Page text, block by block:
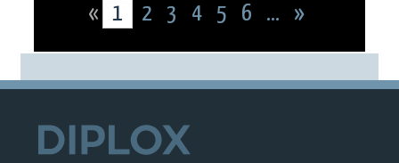
« 1 2 3 4 5 6 ... »